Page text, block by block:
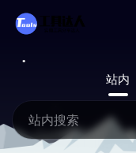
站内